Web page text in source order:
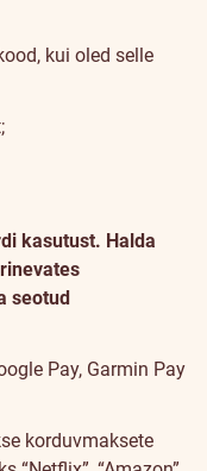
kui oled selle
kasutust. Halda
seotud
Pay, Garmin Pay
korduvmaksete